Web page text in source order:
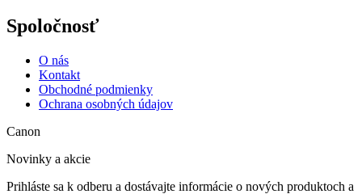
Spoločnosť
O nás
Kontakt
Obchodné podmienky
Ochrana osobných údajov
Canon
Novinky a akcie
Prihláste sa k odberu a dostávajte informácie o nových produktoch a